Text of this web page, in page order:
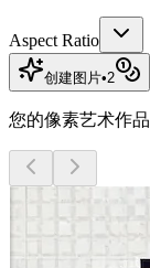
Aspect Ratio
创建图片•2
您的像素艺术作品